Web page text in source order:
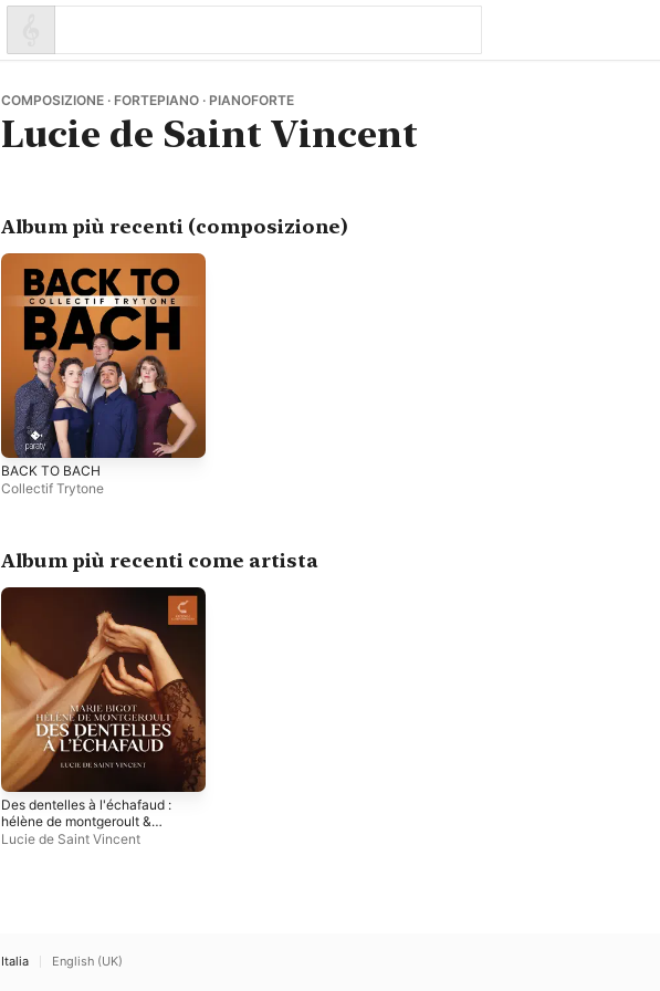
COMPOSIZIONE · FORTEPIANO · PIANOFORTE
Lucie de Saint Vincent
Album più recenti (composizione)
BACK TO BACH
Collectif Trytone
Album più recenti come artista
Des dentelles à l'échafaud :
hélène de montgeroult &
marie bigot
Lucie de Saint Vincent
Italia English (UK)